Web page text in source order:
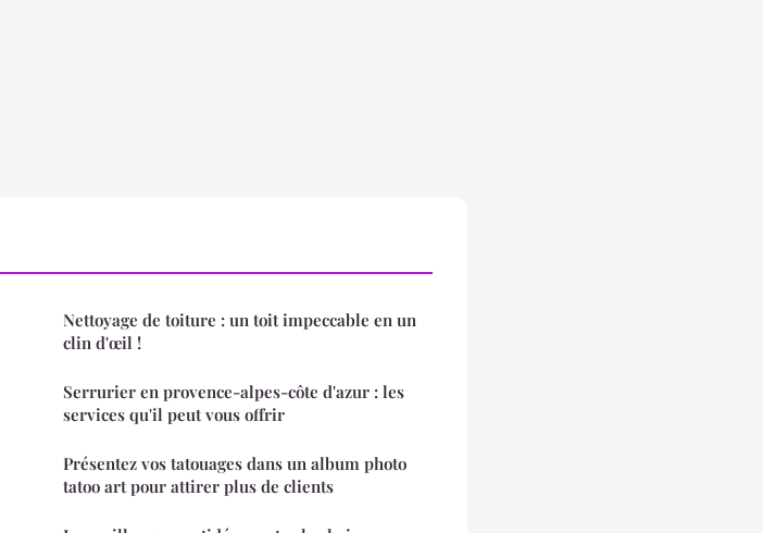
Nettoyage de toiture : un toit impeccable en un
clin d'œil !
Serrurier en provence-alpes-côte d'azur : les
services qu'il peut vous offrir
Présentez vos tatouages dans un album photo
tatoo art pour attirer plus de clients